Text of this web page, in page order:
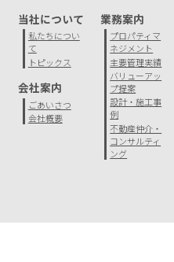
当社について
私たちについ
て
トピックス
会社案内
ごあいさつ
会社概要
業務案内
プロパティマ
ネジメント
主要管理実績
バリューアッ
プ提案
設計・施工事
例
不動産仲介・
コンサルティ
ング